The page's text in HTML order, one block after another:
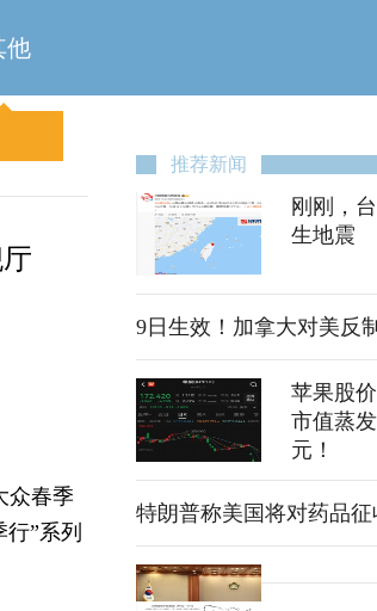
他
众春季
”系列
推荐新闻
刚刚，
生地震
9日生效！加拿大对美反制
苹果股
市值蒸
元！
特朗普称美国将对药品